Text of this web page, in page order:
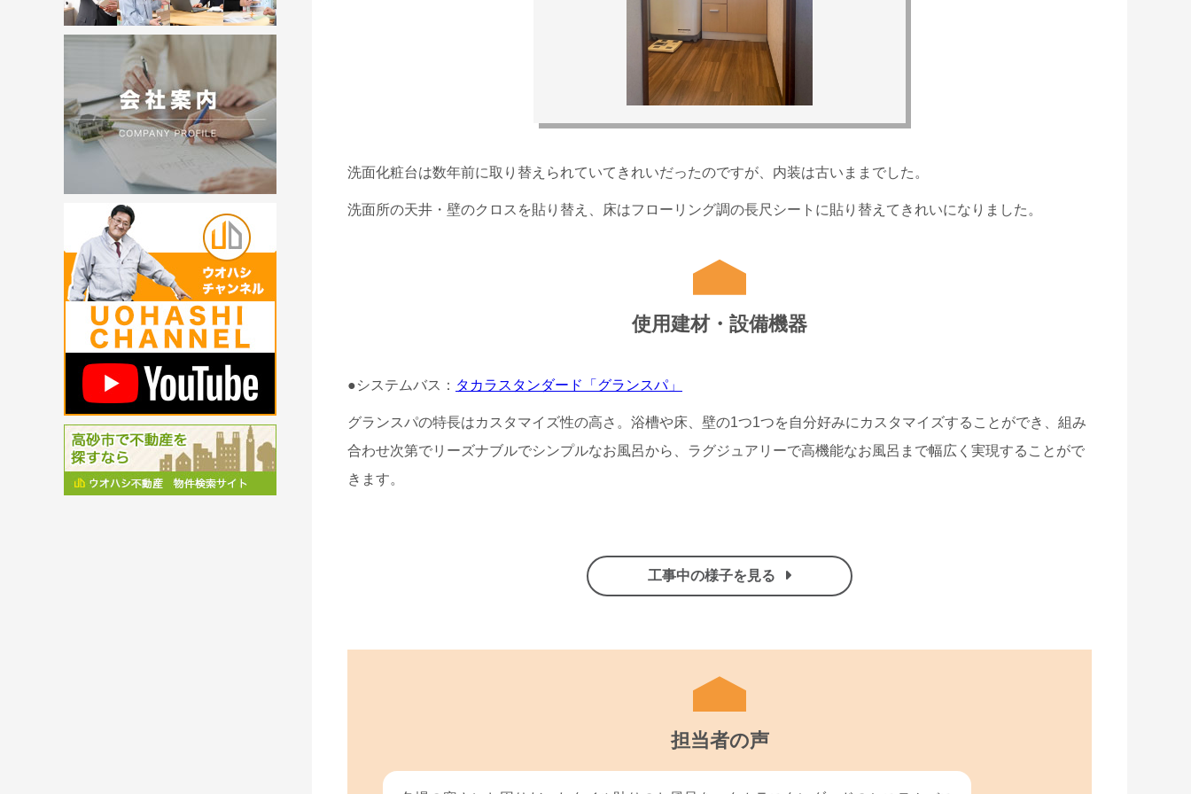
洗面化粧台は数年前に取り替えられていてきれいだったのですが、内装は古いままでした。
洗面所の天井・壁のクロスを貼り替え、床はフローリング調の長尺シートに貼り替えてきれいになりました。
使用建材・設備機器
●システムバス： タカラスタンダード「グランスパ」
グランスパの特長はカスタマイズ性の高さ。浴槽や床、壁の1つ1つを自分好みにカスタマイズすることができ、組み
合わせ次第でリーズナブルでシンプルなお風呂から、ラグジュアリーで高機能なお風呂まで幅広く実現することがで
きます。
工事中の様子を見る
担当者の声